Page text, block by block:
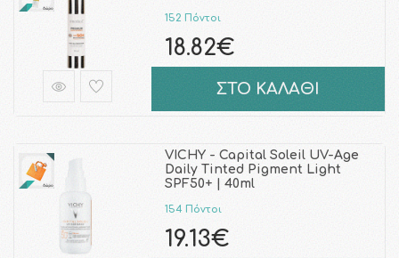
152 Πόντοι
18.82€
ΣΤΟ ΚΑΛΑΘΙ
VICHY - Capital Soleil UV-Age
Daily Tinted Pigment Light
SPF50+ | 40ml
154 Πόντοι
19.13€